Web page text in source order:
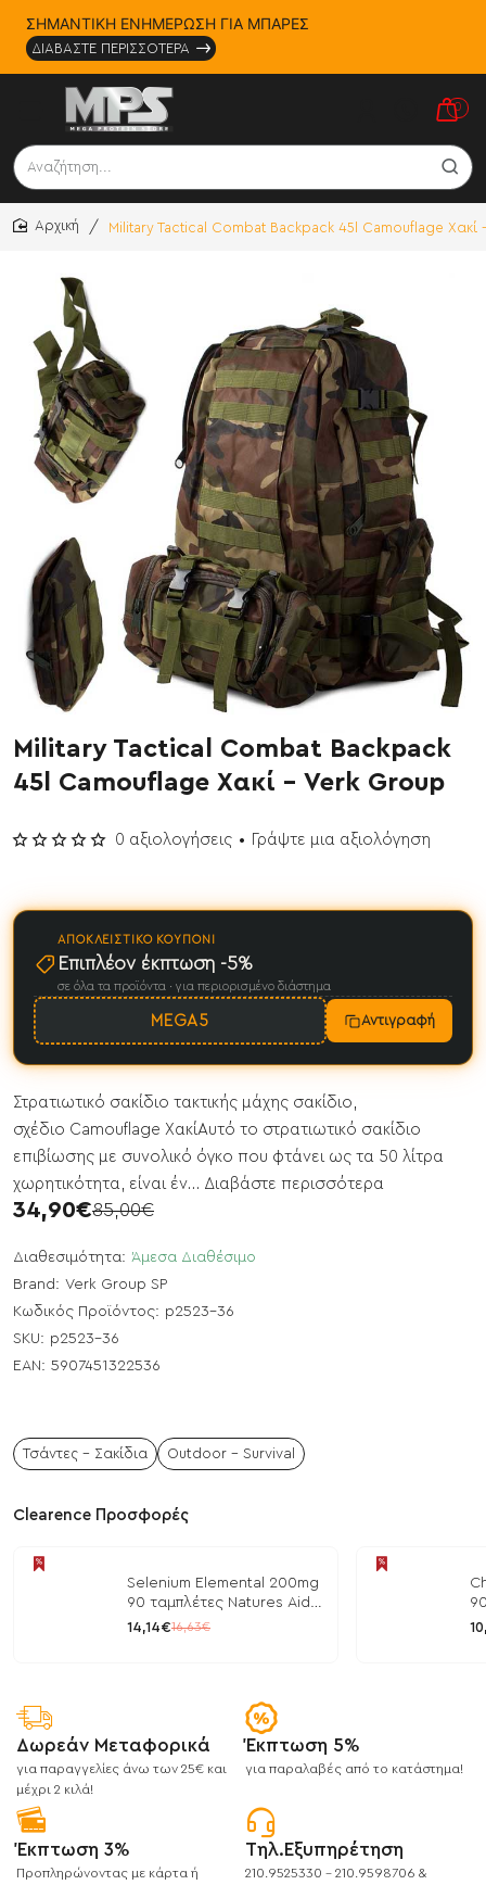
ΣΗΜΑΝΤΙΚΗ ΕΝΗΜΕΡΩΣΗ ΓΙΑ ΜΠΑΡΕΣ
ΔΙΑΒΑΣΤΕ ΠΕΡΙΣΣΟΤΕΡΑ
0
Αναζήτηση...
Military Tactical Combat Backpack 45l Camouflage
Military Tactical Combat Backpack
45l Camouflage Χακί - Verk Group
Διαθεσιμότητα: Άμεσα Διαθέσιμο
Brand: Verk Group SP
Κωδικός Προϊόντος: p2523-36
SKU: p2523-36
EAN: 5907451322536
0 αξιολογήσεις • Γράψτε μια αξιολόγηση
34,90€85,00€
ΑΠΟΚΛΕΙΣΤΙΚΌ ΚΟΥΠΌΝΙ
Επιπλέον έκπτωση -5%
σε όλα τα προϊόντα · για περιορισμένο διάστημα
MEGA5 Αντιγραφή
Στρατιωτικό σακίδιο τακτικής μάχης σακίδιο,
σχέδιο Camouflage ΧακίΑυτό το στρατιωτικό σακίδιο
επιβίωσης με συνολικό όγκο που φτάνει ως τα 50 λίτρα
χωρητικότητα, είναι έν... Διαβάστε περισσότερα
Τσάντες - Σακίδια Outdoor - Survival
Clearence Προσφορές
Selenium Elemental 200mg
90 ταμπλέτες Natures Aid
/ Μέταλλα
14,14€16,63€
/
Δωρεάν Μεταφορικά
για παραγγελίες άνω των 25€ και
μέχρι 2 κιλά!
Έκπτωση 5%
για παραλαβές από το κατάστημα!
Έκπτωση 3%
Προπληρώνοντας με κάρτα ή
Τηλ.Εξυπηρέτηση
210.9525330 - 210.9598706 &